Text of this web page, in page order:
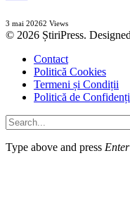
3 mai 20262 Views
© 2026 ȘtiriPress.
Contact
Politică Cookies
Termeni și Condiții
Politică de
Type above and press Enter